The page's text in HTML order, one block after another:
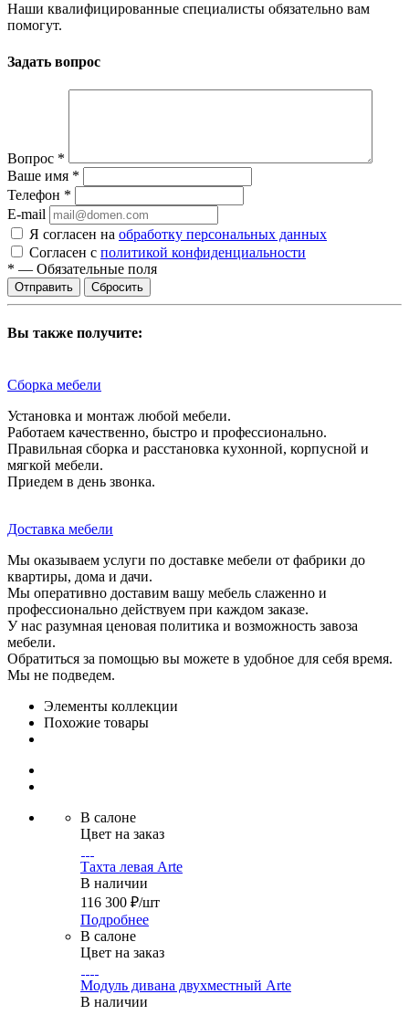
Наши квалифицированные специалисты обязательно вам
помогут.
Задать вопрос
Вопрос *
Ваше имя *
Телефон *
E-mail
Я согласен на обработку персональных данных
Согласен с политикой конфиденциальности
* — Обязательные поля
Сбросить
Вы также получите:
Сборка мебели
Установка и монтаж любой мебели.
Работаем качественно, быстро и профессионально.
Правильная сборка и расстановка кухонной, корпусной и
мягкой мебели.
Приедем в день звонка.
Доставка мебели
Мы оказываем услуги по доставке мебели от фабрики до
квартиры, дома и дачи.
Мы оперативно доставим вашу мебель слаженно и
профессионально действуем при каждом заказе.
У нас разумная ценовая политика и возможность завоза
мебели.
Обратиться за помощью вы можете в удобное для себя время.
Мы не подведем.
Элементы коллекции
Похожие товары
В салоне
Цвет на заказ
Тахта левая Arte
В наличии
116 300 ₽/шт
Подробнее
В салоне
Цвет на заказ
Модуль дивана двухместный Arte
В наличии